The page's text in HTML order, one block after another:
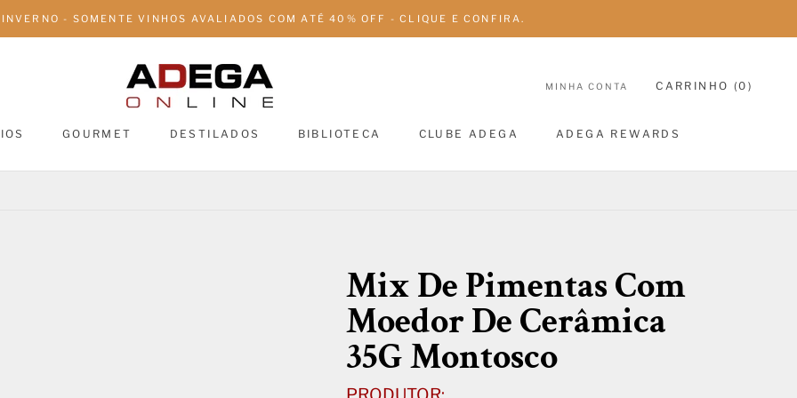
- SOMENTE VINHOS AVALIADOS COM ATÉ 40% OFF - CLIQUE E CONFIRA.
GOURMET
DESTILADOS
BIBLIOTECA
CLUBE ADEGA
ADEGA REWARDS
MINHA CONTA CARRINHO (0 )
Mix De Pimentas Com
Moedor De Cerâmica
35G Montosco